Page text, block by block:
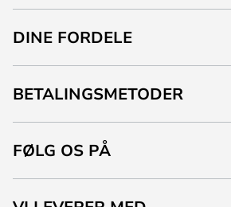
DINE FORDELE
BETALINGSMETODER
FØLG OS PÅ